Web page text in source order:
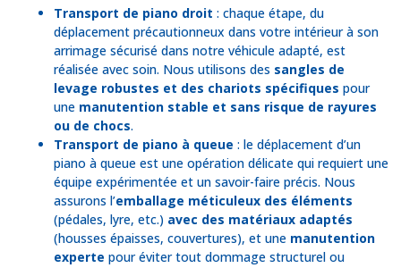
Transport de piano droit : chaque étape, du
déplacement précautionneux dans votre intérieur à son
arrimage sécurisé dans notre véhicule adapté, est
réalisée avec soin. Nous utilisons des sangles de
levage robustes et des chariots spécifiques pour
une manutention stable et sans risque de rayures
ou de chocs.
Transport de piano à queue : le déplacement d’un
piano à queue est une opération délicate qui requiert une
équipe expérimentée et un savoir-faire précis. Nous
assurons l’emballage méticuleux des éléments
(pédales, lyre, etc.) avec des matériaux adaptés
(housses épaisses, couvertures), et une manutention
experte pour éviter tout dommage structurel ou